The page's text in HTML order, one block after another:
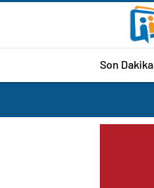
Son Dakika